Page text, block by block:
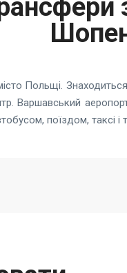
Польщі. Знаходиться
Варшавський
поїздом, таксі і